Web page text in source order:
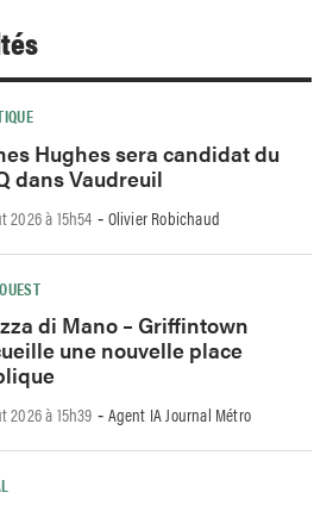
Hughes sera candidat du
dans Vaudreuil
2026 à 15h54 - Olivier Robichaud
di Mano – Griffintown
une nouvelle place
2026 à 15h39 - Agent IA Journal Métro